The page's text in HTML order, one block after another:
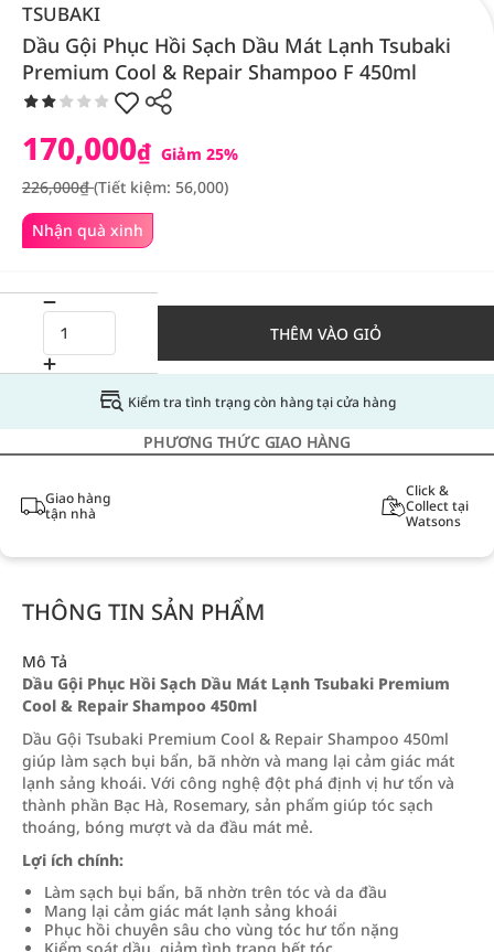
TSUBAKI
Dầu Gội Phục Hồi Sạch Dầu Mát Lạnh Tsubaki
Premium Cool & Repair Shampoo F 450ml
Nhận quà xinh
170,000₫ Giảm 25%
226,000₫(Tiết kiệm: 56,000)
THÊM VÀO GIỎ
Kiểm tra tình trạng còn hàng tại cửa hàng
PHƯƠNG THỨC GIAO HÀNG
Giao hàng
tận nhà
Click &
Collect tại
Watsons
THÔNG TIN SẢN PHẨM
Mô Tả
Dầu Gội Phục Hồi Sạch Dầu Mát Lạnh Tsubaki Premium
Cool & Repair Shampoo 450ml
Dầu Gội Tsubaki Premium Cool & Repair Shampoo 450ml
giúp làm sạch bụi bẩn, bã nhờn và mang lại cảm giác mát
lạnh sảng khoái. Với công nghệ đột phá định vị hư tổn và
thành phần Bạc Hà, Rosemary, sản phẩm giúp tóc sạch
thoáng, bóng mượt và da đầu mát mẻ.
Lợi ích chính:
Làm sạch bụi bẩn, bã nhờn trên tóc và da đầu
Mang lại cảm giác mát lạnh sảng khoái
Phục hồi chuyên sâu cho vùng tóc hư tổn nặng